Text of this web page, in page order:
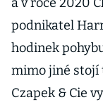
podnikatel
hodinek
mimo jiné stojí
Czapek & Cie